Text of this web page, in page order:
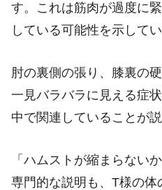
す。これは筋肉が過度に
している可能性を示してい
肘の裏側の張り、膝裏の
一見バラバラに見える症
中で関連していることが
「ハムストが縮まらない
専門的な説明も、T様の体